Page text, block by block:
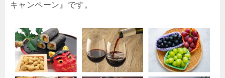
キャンペーン』です。